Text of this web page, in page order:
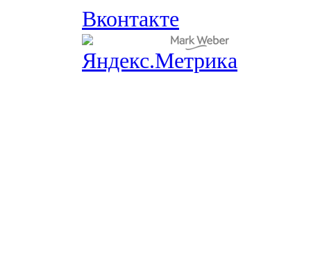
Вконтакте